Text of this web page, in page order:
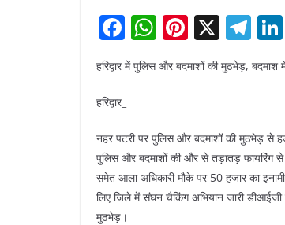
F
a
c
e
b
o
o
k
W
h
at
A
p
p
Pi
nt
er
st
X T
e
a
m
हरिद्वार में पुलिस और बदमाशों की मुठभेड़, बदमाश
हरिद्वार_
नहर पटरी पर पुलिस और बदमाशों की मुठभेड़ से
पुलिस और बदमाशों की और से तड़ातड़ फायरिंग से
समेत आला अधिकारी मौके पर 50 हजार का
लिए जिले में संघन चैकिंग अभियान जारी डीआईजी
मुठभेड़।